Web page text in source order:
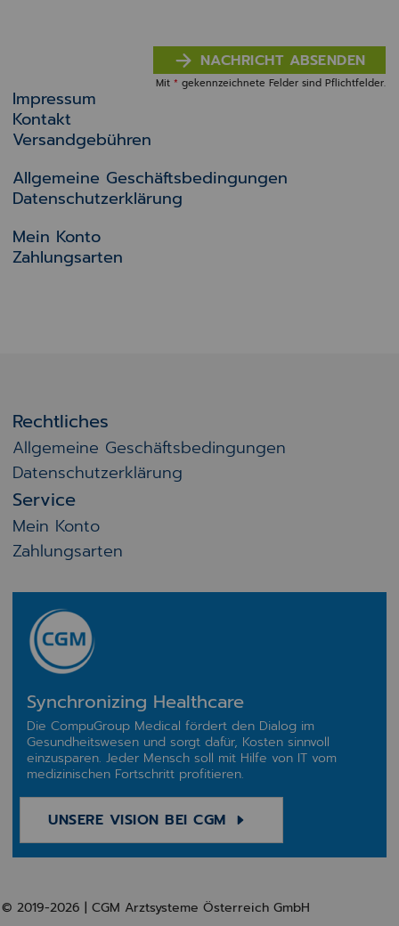
NACHRICHT ABSENDEN
Mit * gekennzeichnete Felder sind Pflichtfelder.
Impressum
Kontakt
Versandgebühren
Allgemeine Geschäftsbedingungen
Datenschutzerklärung
Mein Konto
Zahlungsarten
Rechtliches
Allgemeine Geschäftsbedingungen
Datenschutzerklärung
Service
Mein Konto
Zahlungsarten
Synchronizing Healthcare
Die CompuGroup Medical fördert den Dialog im
Gesundheitswesen und sorgt dafür, Kosten sinnvoll
einzusparen. Jeder Mensch soll mit Hilfe von IT vom
medizinischen Fortschritt profitieren.
UNSERE VISION BEI CGM
© 2019-2026 | CGM Arztsysteme Österreich GmbH